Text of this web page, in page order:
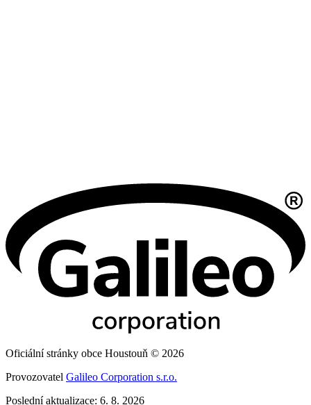
Oficiální stránky obce Houstouň © 2026
Provozovatel Galileo Corporation s.r.o.
Poslední aktualizace: 6. 8. 2026